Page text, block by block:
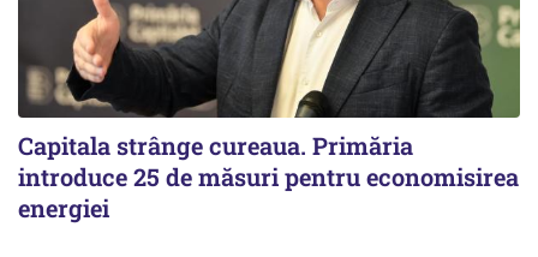
Capitala strânge cureaua. Primăria
introduce 25 de măsuri pentru economisirea
energiei